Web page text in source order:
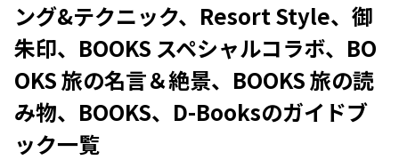
ング&テクニック、Resort Style、御
朱印、BOOKS スペシャルコラボ、BO
OKS 旅の名言＆絶景、BOOKS 旅の読
み物、BOOKS、D-Booksのガイドブ
ック一覧